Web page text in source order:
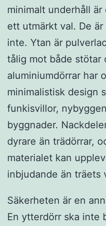
minimalt underhåll
ett utmärkt val. De
inte. Ytan är
tålig mot både stötar
aluminiumdörrar har
minimalistisk design
funkisvillor,
byggnader.
dyrare än trädörrar,
materialet kan
inbjudande än träets
Säkerheten är en
En ytterdörr ska inte